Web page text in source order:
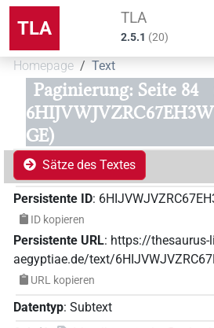
TLA TLA
2.5.1 (20)
Homepage Text
Paginierung: Seite 84
GE)
Sätze des Textes
Persistente ID:
ID kopieren
Persistente URL: https://thesaurus-
aegyptiae.de/text/
URL kopieren
Datentyp: Subtext